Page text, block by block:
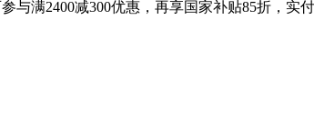
满2400减300优惠，再享国家补贴85折，实